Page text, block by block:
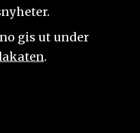
gis ut under
.